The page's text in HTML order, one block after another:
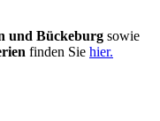
und Bückeburg sowie
finden Sie hier.